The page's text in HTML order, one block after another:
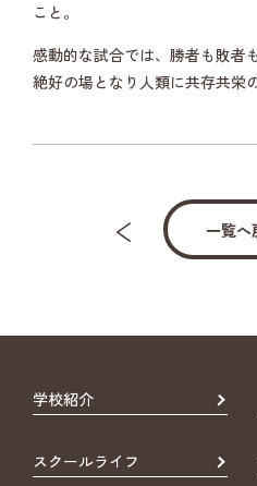
こと。
感動的な試合では、勝者も敗者
絶好の場となり人類に共存共栄
一覧へ
学校紹介
スクールライフ